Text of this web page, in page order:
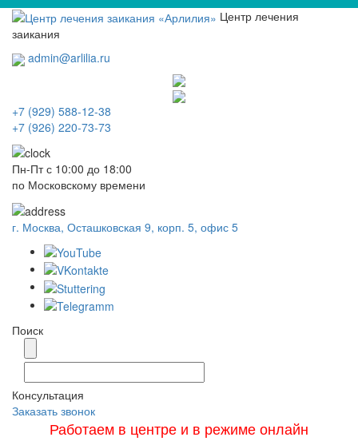
Центр лечения
заикания
admin@arlilia.ru
+7 (929) 588-12-38
+7 (926) 220-73-73
Пн-Пт с 10:00 до 18:00
по Московскому времени
г. Москва, Осташковская 9, корп. 5, офис 5
Поиск
Консультация
Заказать звонок
Работаем в центре и в режиме онлайн